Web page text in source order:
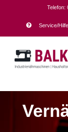
content
Telefon:
Service/Hilfe